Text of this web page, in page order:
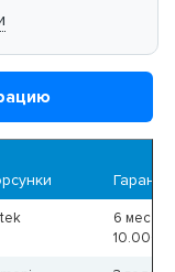
6 мес